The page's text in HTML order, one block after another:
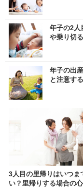
年子の2人
や乗り切
年子の出
と注意す
3人目の里帰りはいつま
い？里帰りする場合の